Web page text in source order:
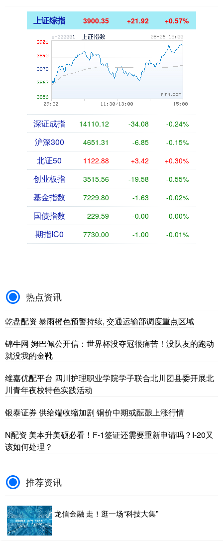
上证综指 3900.35 +21.92 +0.57%
深证成指 14110.12 -34.08 -0.24%
沪深300 4651.31 -6.85 -0.15%
北证50 1122.88 +3.42 +0.30%
创业板指 3515.56 -19.58 -0.55%
基金指数 7229.80 -1.63 -0.02%
国债指数 229.59 -0.00 0.00%
期指IC0 7730.00 -1.00 -0.01%
热点资讯
乾盘配资 暴雨橙色预警持续, 交通运输部调度重点区域
锦牛网 姆巴佩公开信：世界杯没夺冠很痛苦！没队友的跑动
就没我的金靴
维嘉优配平台 四川护理职业学院学子联合北川团县委开展北
川青年夜校特色实践活动
银泰证券 供给端收缩加剧 铜价中期或酝酿上涨行情
N配资 美本升美硕必看！F-1签证还需要重新申请吗？I-20又
该如何处理？
推荐资讯
龙信金融 走！逛一场“科技大集”